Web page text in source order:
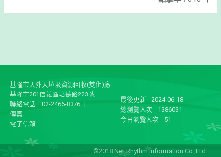
基隆市天外天垃圾資源回收(焚化)廠
基隆市201信義區培德路223號
聯絡電話
02-2466-8376 |
傳真
電子信箱
最後更新
2024-06-18
總瀏覽人次
1386031
今日瀏覽人次
51
©2018 Net Rhythm Information Co.,Ltd.